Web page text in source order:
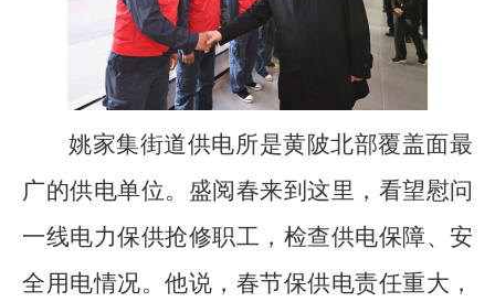
姚家集街道供电所是黄陂北部覆盖面最
广的供电单位。盛阅春来到这里，看望慰问
一线电力保供抢修职工，检查供电保障、安
全用电情况。他说，春节保供电责任重大，